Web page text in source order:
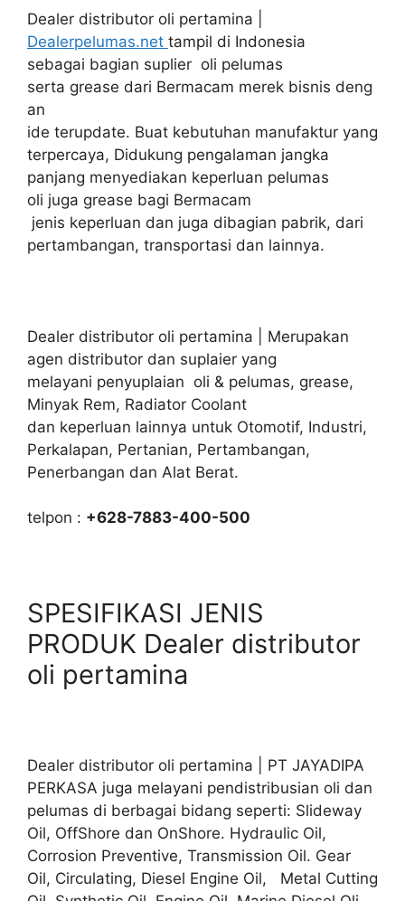
Dealer distributor oli pertamina |
Dealerpelumas.net tampil di Indonesia
sebagai bagian suplier oli pelumas
serta grease dari Bermacam merek bisnis deng
an
ide terupdate. Buat kebutuhan manufaktur yang
terpercaya, Didukung pengalaman jangka
panjang menyediakan keperluan pelumas
oli juga grease bagi Bermacam
jenis keperluan dan juga dibagian pabrik, dari
pertambangan, transportasi dan lainnya.
Dealer distributor oli pertamina | Merupakan
agen distributor dan suplaier yang
melayani penyuplaian oli & pelumas, grease,
Minyak Rem, Radiator Coolant
dan keperluan lainnya untuk Otomotif, Industri,
Perkalapan, Pertanian, Pertambangan,
Penerbangan dan Alat Berat.
telpon : +628-7883-400-500
SPESIFIKASI JENIS
PRODUK Dealer distributor
oli pertamina
Dealer distributor oli pertamina | PT JAYADIPA
PERKASA juga melayani pendistribusian oli dan
pelumas di berbagai bidang seperti: Slideway
Oil, OffShore dan OnShore. Hydraulic Oil,
Corrosion Preventive, Transmission Oil. Gear
Oil, Circulating, Diesel Engine Oil, Metal Cutting